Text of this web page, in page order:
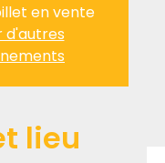
en vente
d'autres
lieu